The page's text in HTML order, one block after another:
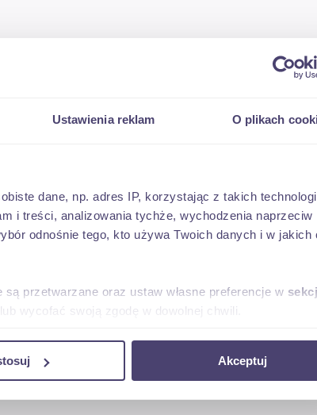
Ustawienia reklam O plikach
dane, np. adres IP, korzystając z takich
i treści, analizowania tychże, wychodzenia naprzeciw
odnośnie tego, kto używa Twoich danych i w jakich
przetwarzane oraz ustaw własne preferencje w
wycofać swoją zgodę w dowolnej chwili.
witryny, udostępniamy partneromAkceptuj
na stronie